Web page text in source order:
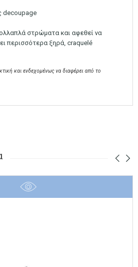
decoupage
στρώματα και αφεθεί να
περισσότερα ξηρά, craquelé
και ενδεχομένως να διαφέρει από το